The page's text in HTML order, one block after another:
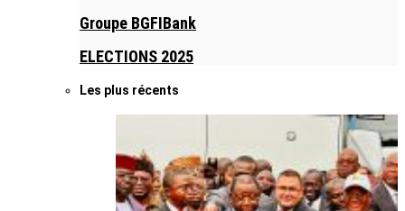
Groupe BGFIBank
ELECTIONS 2025
Les plus récents